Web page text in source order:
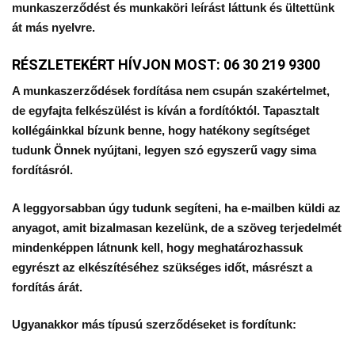
munkaszerződést és munkaköri leírást láttunk és ültettünk
át más nyelvre.
RÉSZLETEKÉRT HÍVJON MOST: 06 30 219 9300
A munkaszerződések fordítása nem csupán szakértelmet,
de egyfajta felkészülést is kíván a fordítóktól. Tapasztalt
kollégáinkkal bízunk benne, hogy hatékony segítséget
tudunk Önnek nyújtani, legyen szó egyszerű vagy sima
fordításról.
A leggyorsabban úgy tudunk segíteni, ha e-mailben küldi az
anyagot, amit bizalmasan kezelünk, de a szöveg terjedelmét
mindenképpen látnunk kell, hogy meghatározhassuk
egyrészt az elkészítéséhez szükséges időt, másrészt a
fordítás árát.
Ugyanakkor más típusú szerződéseket is fordítunk: